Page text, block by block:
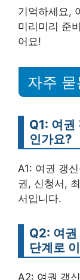
기억하세요,
미리미리 준
어요!
자주
Q1: 여권
인가요?
A1: 여권 갱
권, 신청서,
서입니다.
Q2: 여권
단계로
A2: 여권 갱